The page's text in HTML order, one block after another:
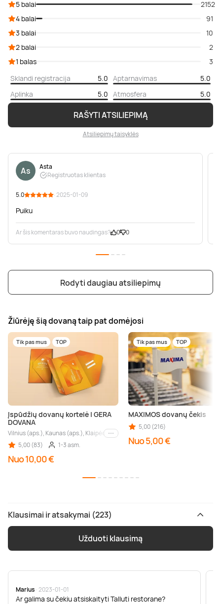
RAŠYTI ATSILIEPIMĄ
Atsiliepimų taisyklės
5 balai
2152
4 balai
91
3 balai
10
2 balai
2
1 balas
3
Sklandi registracija
5.0 Aptarnavimas
5.0
Aplinka
5.0 Atmosfera 5.0
As
Asta
Registruotas klientas
5.0 · 2025-01-09
Puiku
Ar šis komentaras buvo naudingas? 0 0
Rodyti daugiau atsiliepimų
Žiūrėję šią dovaną taip pat domėjosi
Tik pas mus TOP
Įspūdžių dovanų kortelė | GERA
DOVANA
Vilnius (aps.), Kaunas (aps.), Klaipėda (aps.), Palanga (aps.), Nida (aps.),
Kiti miestai
5,00 (83)
1-3 asm.
Nuo 10,00 €
Tik pas mus TOP
MAXIMOS dovanų čekis
5,00 (216)
Nuo 5,00 €
Klausimai ir atsakymai (223)
Užduoti klausimą
Marius · 2023-01-01
Ar galima su čekiu atsiskaityti Talluti restorane?